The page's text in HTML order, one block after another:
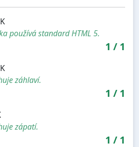
používá standard HTML 5.
1 / 1
záhlaví.
1 / 1
zápatí.
1 / 1